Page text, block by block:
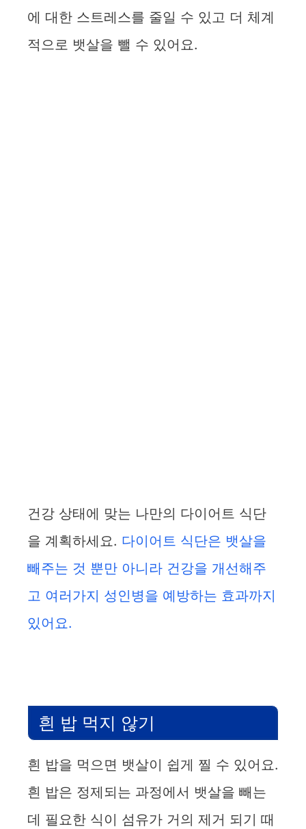
에 대한 스트레스를 줄일 수 있고 더 체계
적으로 뱃살을 뺄 수 있어요.
건강 상태에 맞는 나만의 다이어트 식단
을 계획하세요. 다이어트 식단은 뱃살을
빼주는 것 뿐만 아니라 건강을 개선해주
고 여러가지 성인병을 예방하는 효과까지
있어요.
흰 밥 먹지 않기
흰 밥을 먹으면 뱃살이 쉽게 찔 수 있어요.
흰 밥은 정제되는 과정에서 뱃살을 빼는
데 필요한 식이 섬유가 거의 제거 되기 때